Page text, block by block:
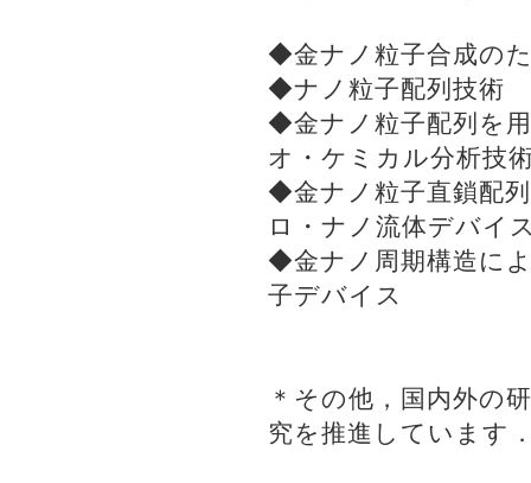
◆金ナノ粒子合成の
◆ナノ粒子配列技術
◆金ナノ粒子配列を
オ・ケミカル分析技
◆金ナノ粒子直鎖配
ロ・ナノ流体デバイ
◆金ナノ周期構造に
子デバイス
＊その他，国内外の
究を推進しています